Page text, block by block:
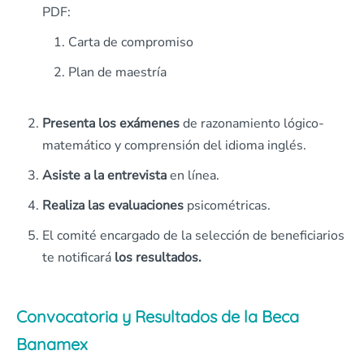
PDF:
Carta de compromiso
Plan de maestría
Presenta los exámenesde razonamiento lógico-
matemático y comprensión del idioma inglés.
Asiste a la entrevistaen línea.
Realiza las evaluaciones psicométricas.
El comité encargado de la selección de beneficiarios
te notificará los resultados.
Convocatoria y Resultados de la Beca
Banamex